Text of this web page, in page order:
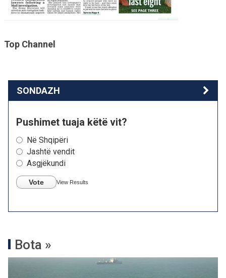
Top Channel
SONDAZH
Pushimet tuaja këtë vit?
Në Shqipëri
Jashtë vendit
Asgjëkundi
Vote View Results
Bota »